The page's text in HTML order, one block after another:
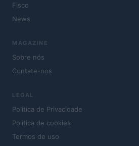
Fisco
News
MAGAZINE
Sobre nós
Contate-nos
LEGAL
Política de Privacidade
Política de cookies
Termos de uso